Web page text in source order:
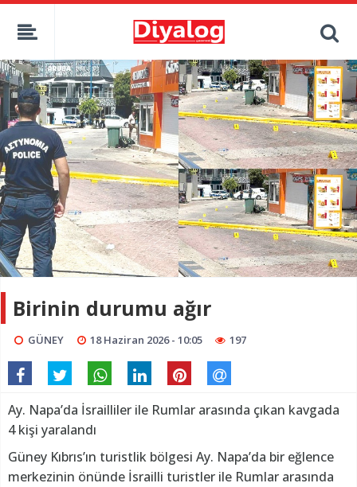
Birinin durumu ağır
GÜNEY 18 Haziran 2026 - 10:05 197
Ay. Napa’da İsrailliler ile Rumlar arasında çıkan kavgada
4 kişi yaralandı
Güney Kıbrıs’ın turistlik bölgesi Ay. Napa’da bir eğlence
merkezinin önünde İsrailli turistler ile Rumlar arasında